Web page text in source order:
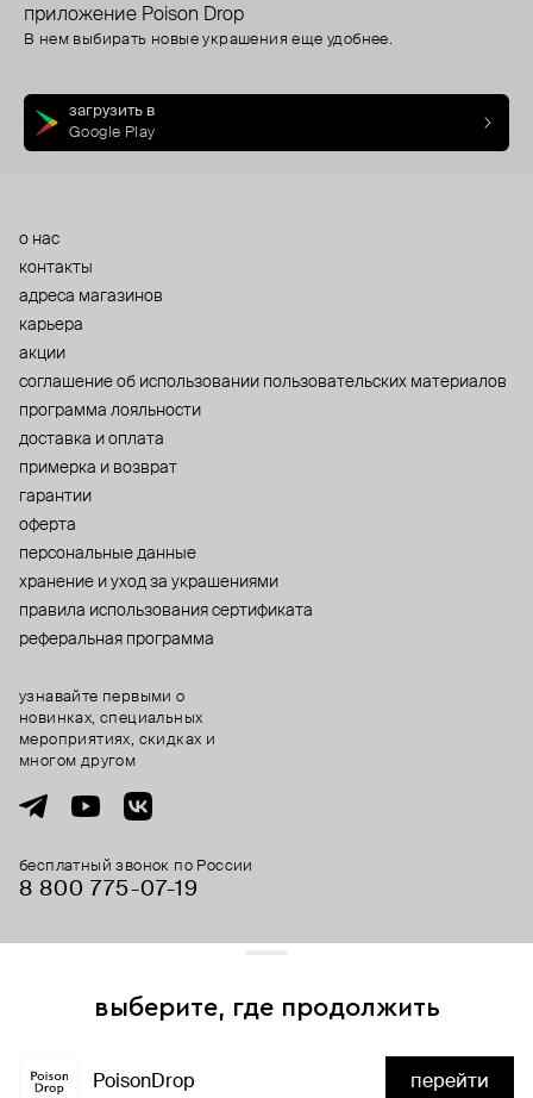
приложение Poison Drop
В нем выбирать новые украшения еще удобнее.
загрузить в
Google Play
о нас
контакты
адреса магазинов
карьера
акции
cоглашение об использовании пользовательских материалов
программа лояльности
доставка и оплата
примерка и возврат
гарантии
оферта
персональные данные
хранение и уход за украшениями
правила использования сертификата
реферальная программа
бесплатный звонок по России
8 800 775⁠-07⁠-19
узнавайте первыми о
новинках, специальных
мероприятиях, скидках и
многом другом
выберите, где продолжить
PoisonDrop перейти
и сервисы аналитики. Продолжая его использование,